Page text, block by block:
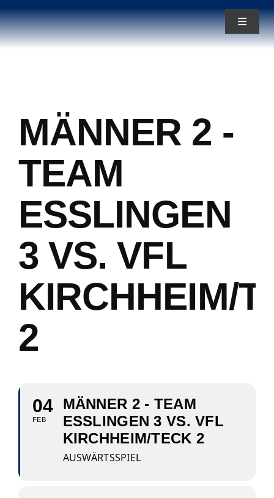
Zum
Inhalt
springen
Toggle
Teams
MÄNNER 2 -
TEAM
ESSLINGEN
3 VS. VFL
KIRCHHEIM/
2
04
FEB
MÄNNER 2 - TEAM
ESSLINGEN 3 VS. VFL
KIRCHHEIM/TECK 2
AUSWÄRTSSPIEL